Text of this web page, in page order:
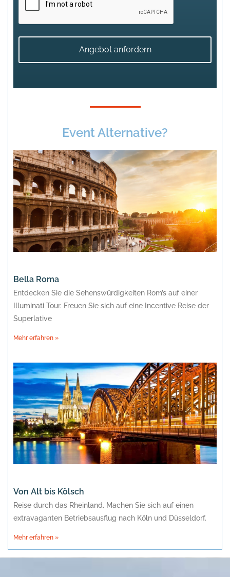
Event Alternative?
Bella Roma
Entdecken Sie die Sehenswürdigkeiten Rom’s auf einer
Illuminati Tour. Freuen Sie sich auf eine Incentive Reise der
Superlative
Mehr erfahren »
Von Alt bis Kölsch
Reise durch das Rheinland. Machen Sie sich auf einen
extravaganten Betriebsausflug nach Köln und Düsseldorf.
Mehr erfahren »